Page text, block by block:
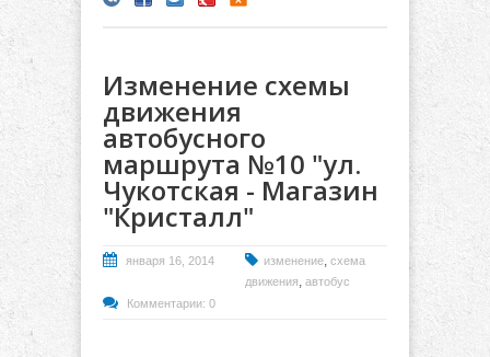
Изменение схемы
движения
автобусного
маршрута №10 "ул.
Чукотская - Магазин
"Кристалл"
января 16, 2014 изменение схема
движения автобус
Комментарии: 0